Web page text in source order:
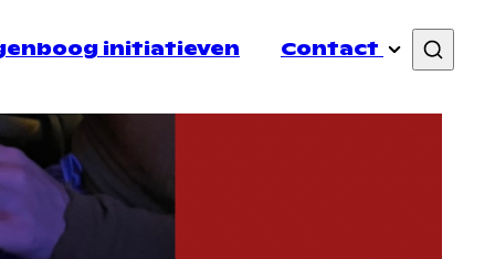
initiatieven Contact